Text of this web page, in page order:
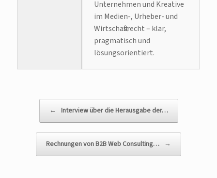
Unternehmen und Kreative
im Medien-, Urheber- und
Wirtschaftsrecht – klar,
pragmatisch und
lösungsorientiert.
← Interview über die Herausgabe der…
Rechnungen von B2B Web Consulting… →